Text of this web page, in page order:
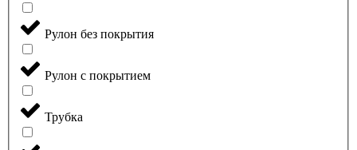
Рулон без покрытия
Рулон с покрытием
Трубка